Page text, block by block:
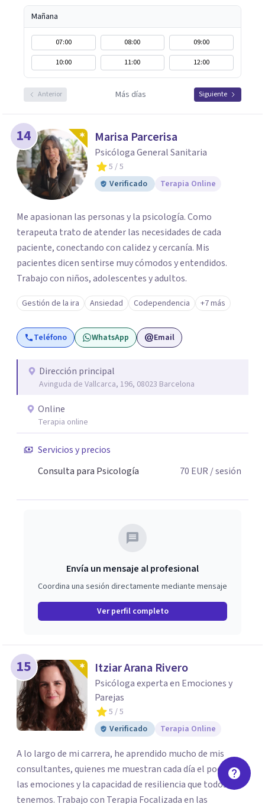
Mañana
07:00 08:00
09:00
10:00
11:00 12:00
Anterior Más días Siguiente
14 Marisa Parcerisa
Psicóloga General Sanitaria
5 / 5
Verificado
Terapia Online
Me apasionan las personas y la psicología. Como
terapeuta trato de atender las necesidades de cada
paciente, conectando con calidez y cercanía. Mis
pacientes dicen sentirse muy cómodos y entendidos.
Trabajo con niños, adolescentes y adultos.
Gestión de la ira Ansiedad Codependencia +7 más
Teléfono WhatsApp Email
Dirección principal
Avinguda de Vallcarca, 196, 08023 Barcelona
Online
Terapia online
Servicios y precios
Consulta para Psicología
70 EUR / sesión
Envía un mensaje al profesional
Coordina una sesión directamente mediante mensaje
Ver perfil completo
15 Itziar Arana Rivero
Psicóloga experta en Emociones y
Parejas
5 / 5
Verificado
Terapia Online
A lo largo de mi carrera, he aprendido mucho de mis
consultantes, quienes me muestran cada día el poder de
las emociones y la capacidad de resiliencia que todos
tenemos. Trabajo con Terapia Focalizada en las